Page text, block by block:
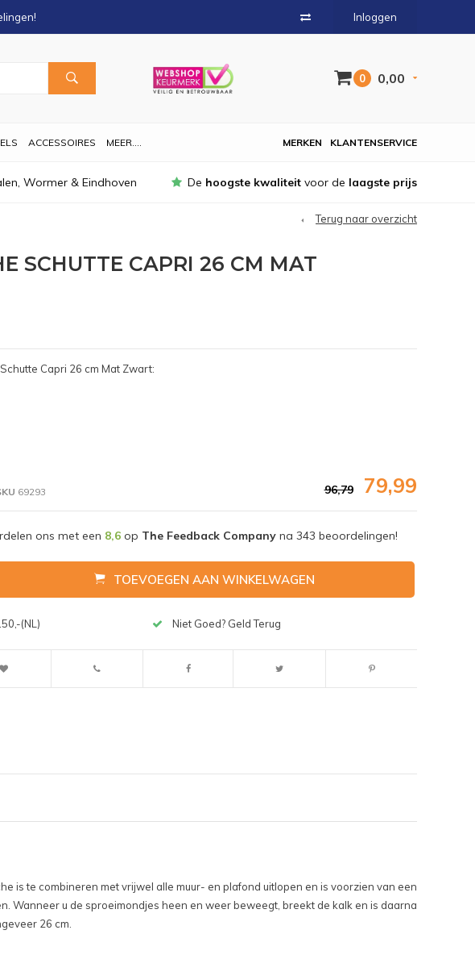
Inloggen
0 0,00
ACCESSOIRES MEER.... KLANTENSERVICE
MERKEN
Wormer & Eindhoven De hoogste kwaliteit voor de laagste prijs
Terug naar overzicht
SCHUTTE CAPRI 26 CM MAT
Capri 26 cm Mat Zwart:
69293 96,79 79,99
ons met een 8,6op The Feedback Companyna 343 beoordelingen!
TOEVOEGEN AAN WINKELWAGEN
(NL) Niet Goed? Geld Terug
is te combineren met vrijwel alle muur- en plafond uitlopen en is voorzien van een
Wanneer u de sproeimondjes heen en weer beweegt, breekt de kalk en is daarna
26 cm.